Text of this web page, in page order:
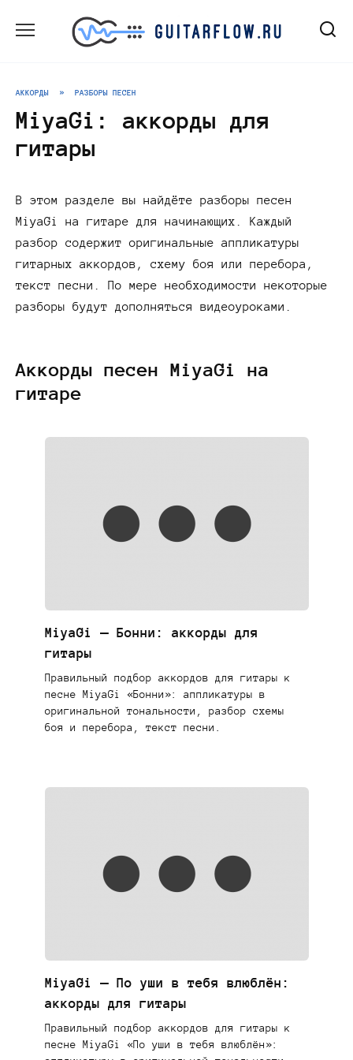
АККОРДЫ » РАЗБОРЫ ПЕСЕН
MiyaGi: аккорды для
гитары
В этом разделе вы найдёте разборы песен
MiyaGi на гитаре для начинающих. Каждый
разбор содержит оригинальные аппликатуры
гитарных аккордов, схему боя или перебора,
текст песни. По мере необходимости некоторые
разборы будут дополняться видеоуроками.
Аккорды песен MiyaGi на
гитаре
MiyaGi — Бонни: аккорды для
гитары
Правильный подбор аккордов для гитары к
песне MiyaGi «Бонни»: аппликатуры в
оригинальной тональности, разбор схемы
боя и перебора, текст песни.
MiyaGi — По уши в тебя влюблён:
аккорды для гитары
Правильный подбор аккордов для гитары к
песне MiyaGi «По уши в тебя влюблён»: